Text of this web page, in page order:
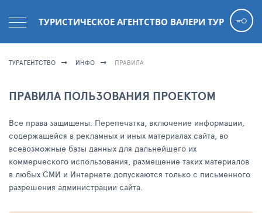
ТУРИСТИЧЕСКОЕ АГЕНТСТВО ВАЛЕРИ ТУР
ТУРАГЕНТСТВО ИНФО ПРАВИЛА
ПРАВИЛА ПОЛЬЗОВАНИЯ ПРОЕКТОМ
Все права защищены. Перепечатка, включение информации,
содержащейся в рекламных и иных материалах сайта, во
всевозможные базы данных для дальнейшего их
коммерческого использования, размещение таких материалов
в любых СМИ и Интернете допускаются только с письменного
разрешения администрации сайта.